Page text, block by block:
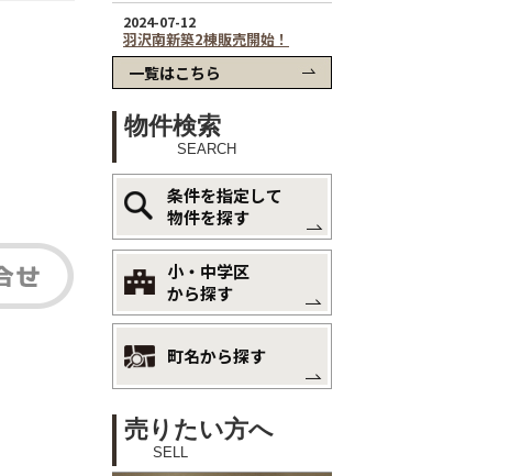
一覧はこちら
物件検索
SEARCH
条件を指定して
物件を探す
小・中学区
から探す
町名から探す
売りたい方へ
SELL